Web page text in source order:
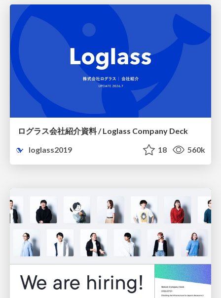
ログラス会社紹介資料 / Loglass Company Deck
loglass2019
18 560k